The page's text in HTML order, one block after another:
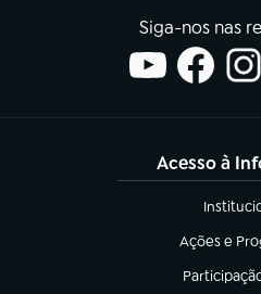
Siga-nos nas
Acesso à
(abre
Ações e
(abre em
(abre em